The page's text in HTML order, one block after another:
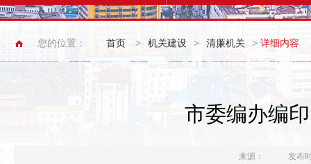
您的位置： 首页 > 机关建设 > 清廉机关 > 详细内容
市委编办编
来源： 发布